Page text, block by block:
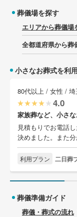
葬儀場を探す
エリアから葬儀場
全都道府県から葬
小さなお葬式を利
80代以上 / 女性 /
4.0
家族葬など、小さ
見積もりでお電話
決めました。また
利用プラン 二日葬
葬儀準備ガイド
葬儀・葬式の流れ